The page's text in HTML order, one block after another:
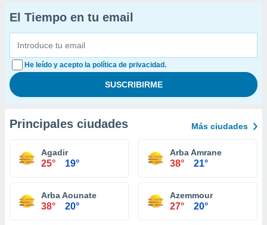
El Tiempo en tu email
He leído y acepto la política de privacidad.
Principales ciudades Más ciudades
Agadir
25° 19°
Arba Amrane
38° 21°
Arba Aounate
38° 20°
Azemmour
27° 20°